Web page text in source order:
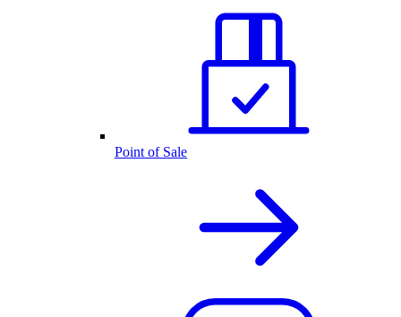
Point of Sale